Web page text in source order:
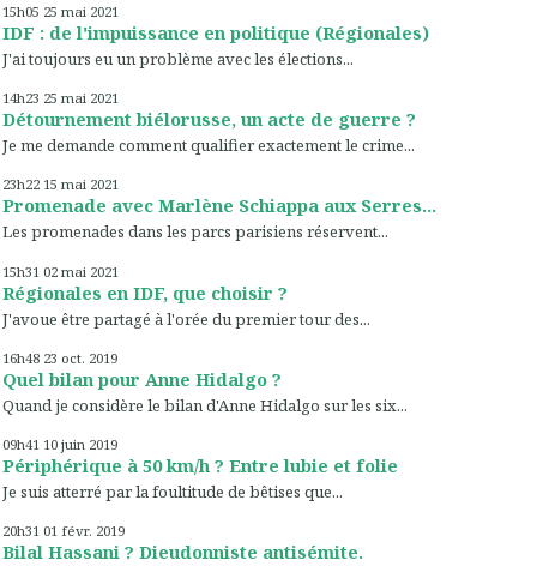
15h05 25 mai 2021
IDF : de l'impuissance en politique (Régionales)
J'ai toujours eu un problème avec les élections...
14h23 25 mai 2021
Détournement biélorusse, un acte de guerre ?
Je me demande comment qualifier exactement le crime...
23h22 15 mai 2021
Promenade avec Marlène Schiappa aux Serres...
Les promenades dans les parcs parisiens réservent...
15h31 02 mai 2021
Régionales en IDF, que choisir ?
J'avoue être partagé à l'orée du premier tour des...
16h48 23 oct. 2019
Quel bilan pour Anne Hidalgo ?
Quand je considère le bilan d'Anne Hidalgo sur les six...
09h41 10 juin 2019
Périphérique à 50 km/h ? Entre lubie et folie
Je suis atterré par la foultitude de bêtises que...
20h31 01 févr. 2019
Bilal Hassani ? Dieudonniste antisémite.